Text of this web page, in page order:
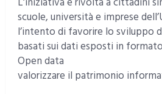
scuole, università e imprese
l’intento di favorire lo sviluppo
basati sui dati esposti in
Open data
valorizzare il patrimonio